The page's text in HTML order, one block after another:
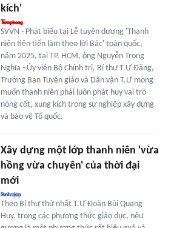
kích'
SVVN - Phát biểu tại Lễ tuyên dương 'Thanh
niên tiên tiến làm theo lời Bác' toàn quốc,
năm 2025, tại TP. HCM, ông Nguyễn Trọng
Nghĩa - Ủy viên Bộ Chính trị, Bí thư T.Ư Đảng,
Trưởng Ban Tuyên giáo và Dân vận T.Ư mong
muốn thanh niên phải luôn phát huy vai trò
nòng cốt, xung kích trong sự nghiệp xây dựng
và bảo vệ Tổ quốc.
Xây dựng một lớp thanh niên 'vừa
hồng vừa chuyên' của thời đại
mới
Theo Bí thư thứ nhất T.Ư Đoàn Bùi Quang
Huy, trong các phương thức giáo dục, nêu